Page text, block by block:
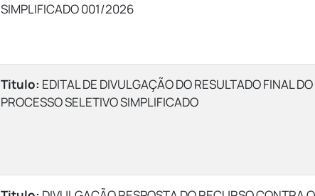
SIMPLIFICADO 001/2026
Titulo: EDITAL DE DIVULGAÇÃO DO RESULTADO FINAL DO
PROCESSO SELETIVO SIMPLIFICADO